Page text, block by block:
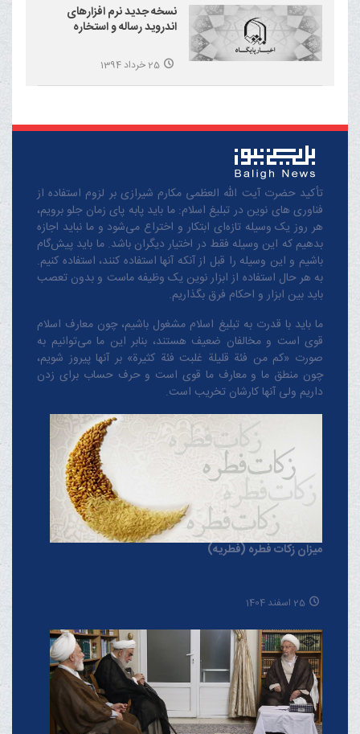
نسخه جدید نرم افزارهای
اندروید رساله و استخاره
25 خرداد 1394
تأکید حضرت آیت الله العظمی مکارم شیرازی بر لزوم استفاده از
فناوری های نوین در تبلیغ اسلام: ما باید پابه پای زمان جلو برویم،
هر روز یک وسیله تازه‌ای ابتکار و اختراع می‌شود و ما نباید اجازه
بدهیم که این وسیله فقط در اختیار دیگران باشد. ما باید پیش‌گام
باشیم و این وسیله را قبل از آنکه آنها استفاده کنند، استفاده کنیم.
به هر حال استفاده از ابزار نوین یک وظیفه ماست و بدون تعصب
باید بین ابزار و احکام فرق بگذاریم.
ما باید با قدرت به تبلیغ اسلام مشغول باشیم، چون معارف اسلام
قوی است و مخالفان ضعیف هستند، بنابر این ما می‌توانیم به
صورت «کم من فئة قلیلة غلبت فئة کثیرة» بر آنها پیروز شویم،
چون منطق‌ ما و معارف ‌ما قوی است و حرف حساب برای زدن
داریم ولی آنها کارشان تخریب است.
میزان زکات فطره (فطریه)
25 اسفند 1404